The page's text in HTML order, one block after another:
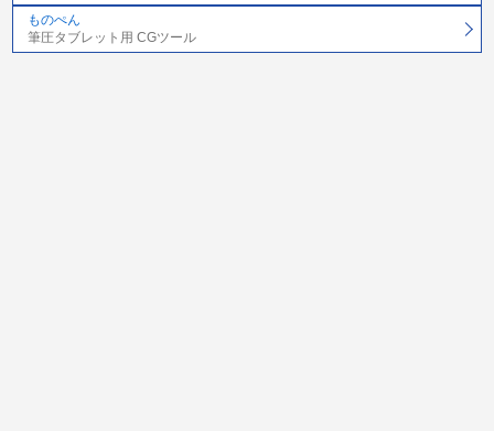
ものぺん
筆圧タブレット用 CGツール